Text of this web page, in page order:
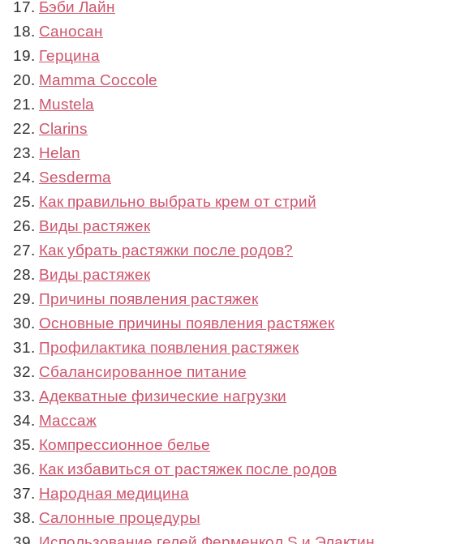
Бэби Лайн
Саносан
Герцина
Mamma Coccole
Mustela
Clarins
Helan
Sesderma
Как правильно выбрать крем от стрий
Виды растяжек
Как убрать растяжки после родов?
Виды растяжек
Причины появления растяжек
Основные причины появления растяжек
Профилактика появления растяжек
Сбалансированное питание
Адекватные физические нагрузки
Массаж
Компрессионное белье
Как избавиться от растяжек после родов
Народная медицина
Салонные процедуры